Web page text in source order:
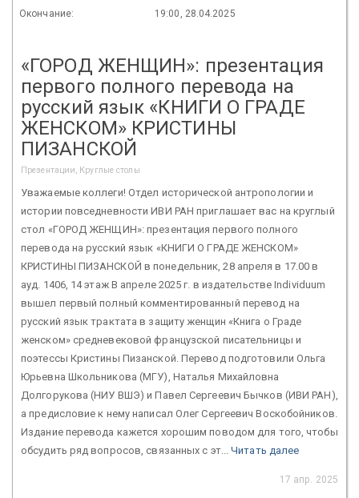
Окончание: 19:00, 28.04.2025
«ГОРОД ЖЕНЩИН»: презентация
первого полного перевода на
русский язык «КНИГИ О ГРАДЕ
ЖЕНСКОМ» КРИСТИНЫ
ПИЗАНСКОЙ
Презентации, Круглые столы
Уважаемые коллеги! Отдел исторической антропологии и
истории повседневности ИВИ РАН приглашает вас на круглый
стол «ГОРОД ЖЕНЩИН»: презентация первого полного
перевода на русский язык «КНИГИ О ГРАДЕ ЖЕНСКОМ»
КРИСТИНЫ ПИЗАНСКОЙ в понедельник, 28 апреля в 17.00 в
ауд. 1406, 14 этаж В апреле 2025 г. в издательстве Individuum
вышел первый полный комментированный перевод на
русский язык трактата в защиту женщин «Книга о Граде
женском» средневековой французской писательницы и
поэтессы Кристины Пизанской. Перевод подготовили Ольга
Юрьевна Школьникова (МГУ), Наталья Михайловна
Долгорукова (НИУ ВШЭ) и Павел Сергеевич Бычков (ИВИ РАН),
а предисловие к нему написал Олег Сергеевич Воскобойников.
Издание перевода кажется хорошим поводом для того, чтобы
обсудить ряд вопросов, связанных с эт...Читать далее
17 апр. 2025